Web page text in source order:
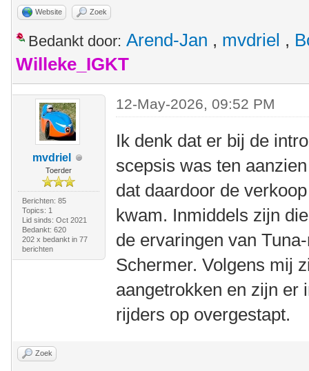
Website Zoek
Bedankt door: Arend-Jan , mvdriel ,
Willeke_IGKT
mvdriel
Toerder
Berichten: 85
Topics: 1
Lid sinds: Oct 2021
Bedankt: 620
202 x bedankt in 77
berichten
12-May-2026, 09:52 PM
Ik denk dat er bij de
scepsis was ten
dat daardoor de
kwam. Inmiddels zijn
de ervaringen van
Schermer. Volgens mij
aangetrokken en zijn er
rijders op overgestapt.
Zoek